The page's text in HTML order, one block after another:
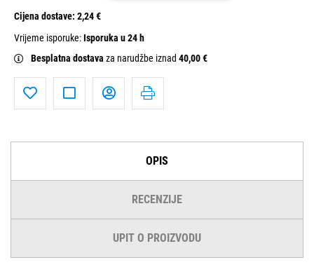
Cijena dostave: 2,24 €
Vrijeme isporuke:Isporuka u 24 h
Besplatna dostava za narudžbe iznad 40,00 €
OPIS
RECENZIJE
UPIT O PROIZVODU